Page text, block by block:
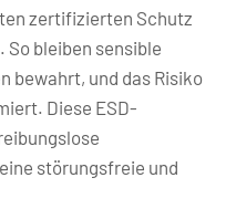
zertifizierten Schutz
bleiben sensible
bewahrt, und das Risiko
Diese ESD-
störungsfreie und